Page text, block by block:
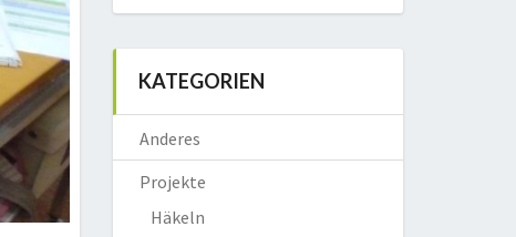
KATEGORIEN
Anderes
Projekte
Häkeln